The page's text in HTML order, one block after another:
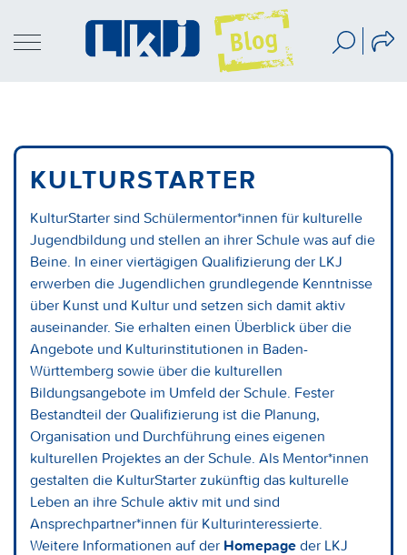
KULTURSTARTER
KulturStarter sind Schülermentor*innen für kulturelle
Jugendbildung und stellen an ihrer Schule was auf die
Beine. In einer viertägigen Qualifizierung der LKJ
erwerben die Jugendlichen grundlegende Kenntnisse
über Kunst und Kultur und setzen sich damit aktiv
auseinander. Sie erhalten einen Überblick über die
Angebote und Kulturinstitutionen in Baden-
Württemberg sowie über die kulturellen
Bildungsangebote im Umfeld der Schule. Fester
Bestandteil der Qualifizierung ist die Planung,
Organisation und Durchführung eines eigenen
kulturellen Projektes an der Schule. Als Mentor*innen
gestalten die KulturStarter zukünftig das kulturelle
Leben an ihre Schule aktiv mit und sind
Ansprechpartner*innen für Kulturinteressierte.
Weitere Informationen auf der Homepage der LKJ